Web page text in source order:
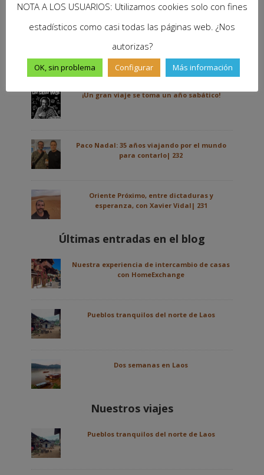
¡Consigue el tuyo!
Últimos podcasts de viajes
¡Un gran viaje se toma un año sabático!
Paco Nadal: 35 años viajando por el mundo
para contarlo| 232
Oriente Próximo, entre dictaduras y
esperanza, con Xavier Vidal| 231
Últimas entradas en el blog
Nuestra experiencia de intercambio de casas
con HomeExchange
Pueblos tranquilos del norte de Laos
Dos semanas en Laos
Nuestros viajes
Pueblos tranquilos del norte de Laos
NOTA A LOS USUARIOS: Utilizamos cookies solo con fines
estadísticos como casi todas las páginas web. ¿Nos
autorizas?
OK, sin problema Configurar Más información